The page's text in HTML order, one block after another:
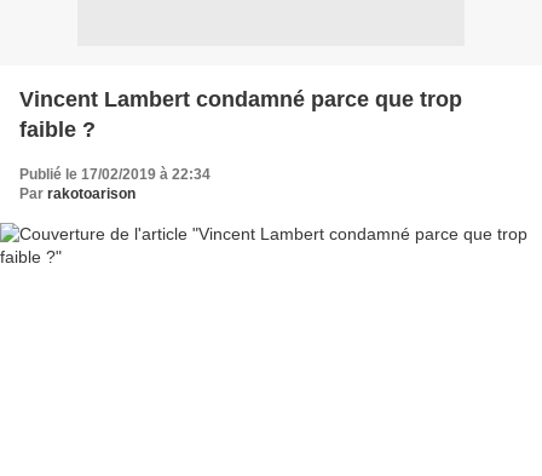
Vincent Lambert condamné parce que trop
faible ?
Publié le 17/02/2019 à 22:34
Par rakotoarison